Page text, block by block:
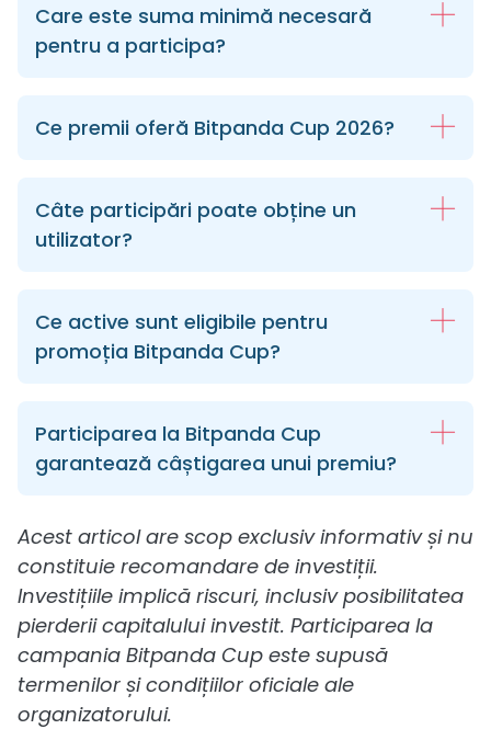
Care este suma minimă necesară
pentru a participa?
Ce premii oferă Bitpanda Cup 2026?
Câte participări poate obține un
utilizator?
Ce active sunt eligibile pentru
promoția Bitpanda Cup?
Participarea la Bitpanda Cup
garantează câștigarea unui premiu?
Acest articol are scop exclusiv informativ și nu
constituie recomandare de investiții.
Investițiile implică riscuri, inclusiv posibilitatea
pierderii capitalului investit. Participarea la
campania Bitpanda Cup este supusă
termenilor și condițiilor oficiale ale
organizatorului.